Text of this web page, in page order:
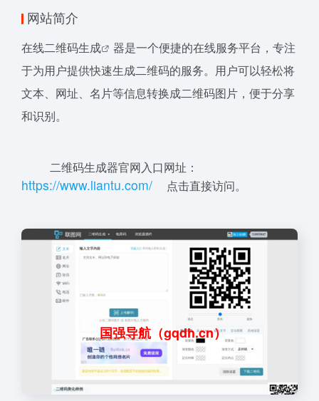
网站简介
在线二维码生成
器是一个便捷的在线服务平台，专注
于为用户提供快速生成二维码的服务。用户可以轻松将
文本、网址、名片等信息转换成二维码图片，便于分享
和识别。
二维码生成器官网入口网址：
https://www.liantu.com/ 点击直接访问。
国强导航（gqdh.cn）